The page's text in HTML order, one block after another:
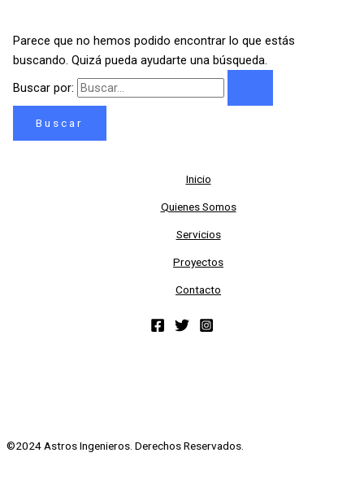
Parece que no hemos podido encontrar lo que estás
buscando. Quizá pueda ayudarte una búsqueda.
Buscar por:
Inicio
Quienes Somos
Servicios
Proyectos
Contacto
©2024 Astros Ingenieros. Derechos Reservados.